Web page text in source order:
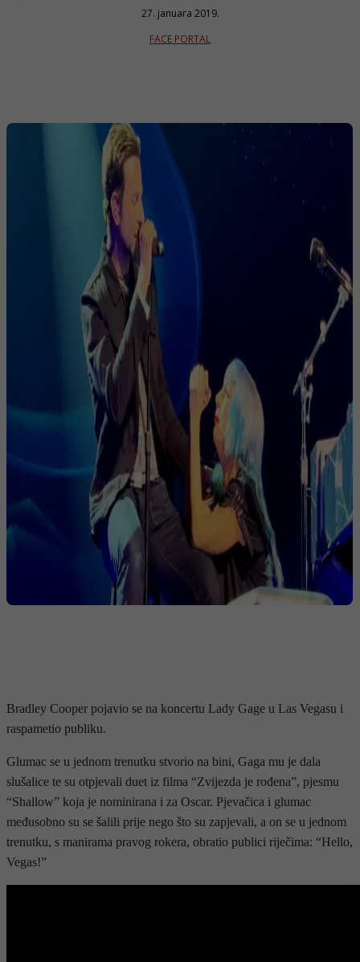
27. januara 2019.
FACE PORTAL
Bradley Cooper pojavio se na koncertu Lady Gage u Las Vegasu i
raspametio publiku.
Glumac se u jednom trenutku stvorio na bini, Gaga mu je dala
slušalice te su otpjevali duet iz filma “Zvijezda je rođena”, pjesmu
“Shallow” koja je nominirana i za Oscar. Pjevačica i glumac
međusobno su se šalili prije nego što su zapjevali, a on se u jednom
trenutku, s manirama pravog rokera, obratio publici riječima: “Hello,
Vegas!”